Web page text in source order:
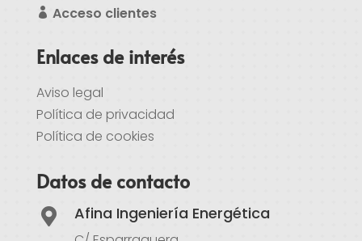
Acceso clientes
Enlaces de interés
Aviso legal
Política de privacidad
Política de cookies
Datos de contacto
 Afina Ingeniería Energética